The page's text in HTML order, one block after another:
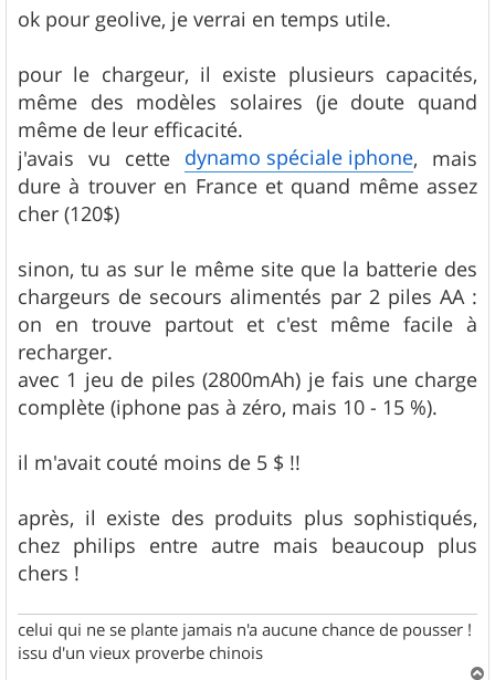
s
s
g
e
ok pour geolive, je verrai en temps utile.
pour le chargeur, il existe plusieurs capacités,
même des modèles solaires (je doute quand
même de leur efficacité.
j'avais vu cette dynamo spéciale iphone, mais
dure à trouver en France et quand même assez
cher (120$)
sinon, tu as sur le même site que la batterie des
chargeurs de secours alimentés par 2 piles AA :
on en trouve partout et c'est même facile à
recharger.
avec 1 jeu de piles (2800mAh) je fais une charge
complète (iphone pas à zéro, mais 10 - 15 %).
il m'avait couté moins de 5 $ !!
après, il existe des produits plus sophistiqués,
chez philips entre autre mais beaucoup plus
chers !
celui qui ne se plante jamais n'a aucune chance de pousser !
issu d'un vieux proverbe chinois